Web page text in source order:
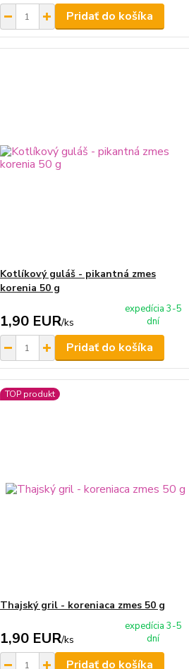
Pridať do košíka
Kotlíkový guláš - pikantná zmes
korenia 50 g
1,90 EUR/ks
expedícia 3-5
dní
Pridať do košíka
TOP produkt
Thajský gril - koreniaca zmes 50 g
1,90 EUR/ks
expedícia 3-5
dní
Pridať do košíka